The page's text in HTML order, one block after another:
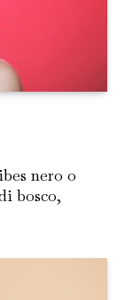
nero o
bosco,